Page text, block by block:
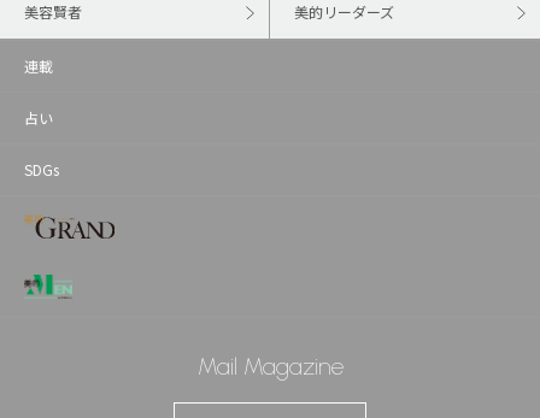
美容賢者 美的リーダーズ
連載
占い
SDGs
Mail Magazine